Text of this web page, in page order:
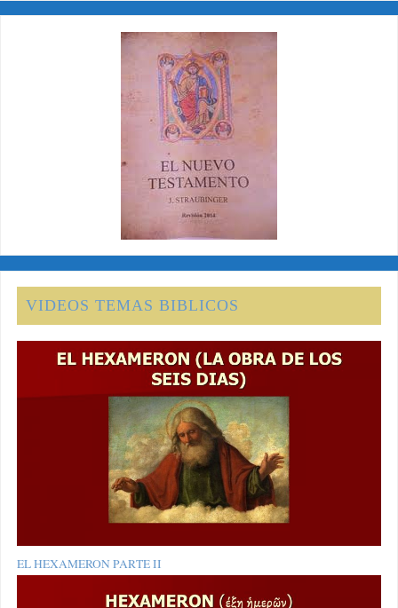
VIDEOS TEMAS BIBLICOS
EL HEXAMERON PARTE II